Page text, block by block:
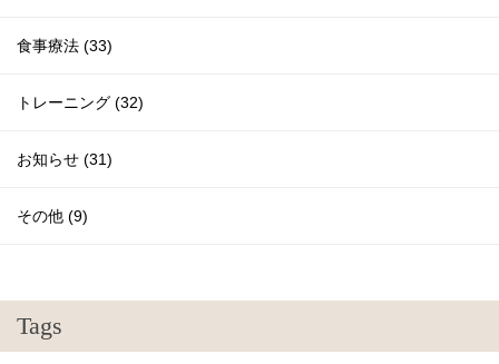
食事療法 (33)
トレーニング (32)
お知らせ (31)
その他 (9)
Tags